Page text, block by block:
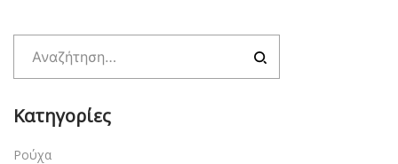
Κατηγορίες
Ρούχα